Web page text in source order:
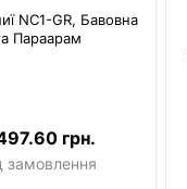
NC1-GR, Бавовна
Параарам
грн.
замовлення